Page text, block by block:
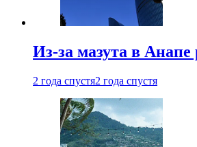
Из-за мазута в
2 года спустя2 года спустя